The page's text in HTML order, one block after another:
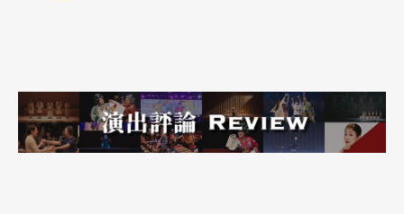
是要突显剧作内容与当代环境的紧密关联。德国导
演的创意诠释无非撼动了某些保守观众心中的高